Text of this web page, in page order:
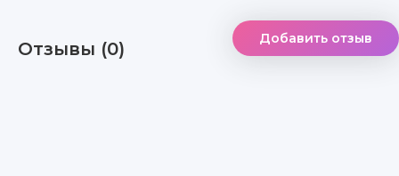
Отзывы (0) Добавить отзыв